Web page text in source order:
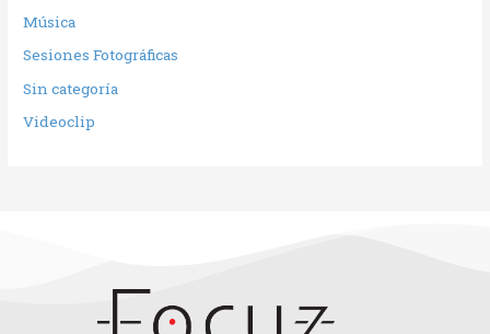
Música
Sesiones Fotográficas
Sin categoría
Videoclip